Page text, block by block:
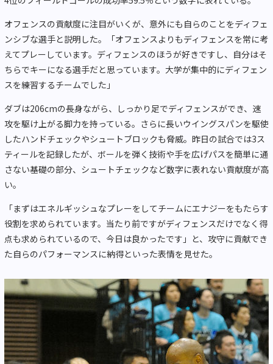
オフェンスの貢献度に注目がいくが、意外にも自らのことをディフェ
ンシブな選手と説明した。「オフェンスよりもディフェンスを常に考
えてプレーしています。ディフェンスのほうが好きですし、自分はそ
ちらでキーになる選手だと思っています。大学が集中的にディフェン
スを練習するチームでした」
ダブは206cmの長身ながら、しっかり足でディフェンスができ、速
攻を駆け上がる脚力を持っている。さらに長いウイングスパンを駆使
したハンドチェックやシュートブロックも脅威。昨日の試合では3ス
ティールを記録したが、ボールを弾く技術や手を広げパスを簡単に通
さない基礎の部分、シュートチェックなど数字に表れない貢献度が高
い。
「まずはエネルギッシュなプレーをしてチームにエナジーをもたらす
役割を求められています。当たり前ですがディフェンスだけでなく得
点も求められているので、今日は良かったです」と、攻守に貢献でき
た自らのパフォーマンスに納得といった表情を見せた。